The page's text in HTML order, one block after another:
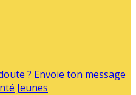
? Envoie ton message
Jeunes